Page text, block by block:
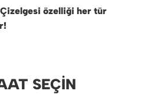
özelliği her tür
SEÇIN